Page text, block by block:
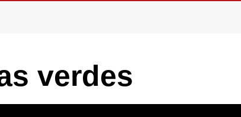
verdes